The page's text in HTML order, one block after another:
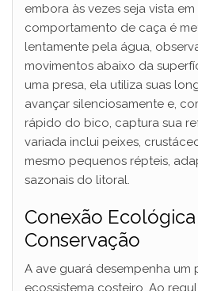
i
d
e
o
embora às vezes seja vista
comportamento de caça é
lentamente pela água,
movimentos abaixo da
uma presa, ela utiliza suas
avançar silenciosamente e,
rápido do bico, captura sua
variada inclui peixes,
mesmo pequenos répteis,
sazonais do litoral.
Conexão
Conservação
A ave guará desempenha um
ecossistema costeiro. Ao